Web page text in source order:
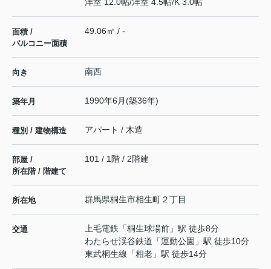
面積 /
バルコニー面積
49.06㎡ / -
向き 南西
築年月 1990年6月(築36年)
種別 / 建物構造 アパート / 木造
部屋 /
所在階 / 階建て
101 / 1階 / 2階建
所在地 群馬県桐生市相生町２丁目
交通 上毛電鉄 「桐生球場前 」駅 徒歩8分
わたらせ渓谷鉄道 「運動公園 」駅 徒歩10分
東武桐生線 「相老 」駅 徒歩14分